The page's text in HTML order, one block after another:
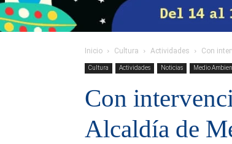
Inicio Cultura Actividades Con
Cultura Actividades Noticias Medio
Con
Alcaldía de